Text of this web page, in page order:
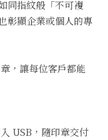
同指紋般「不可複
彰顯企業或個人的專
，讓每位客戶都能
USB，隨印章交付